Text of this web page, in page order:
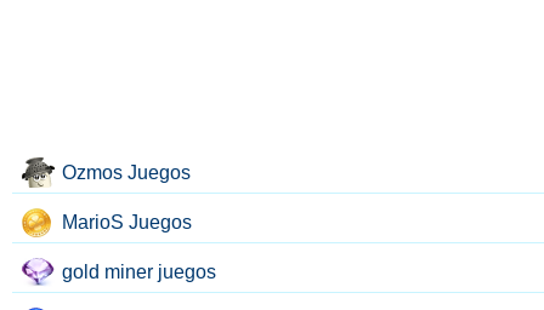
Ozmos Juegos
MarioS Juegos
gold miner juegos